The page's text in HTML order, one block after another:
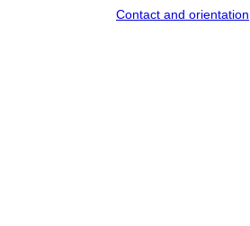
Contact and orientation